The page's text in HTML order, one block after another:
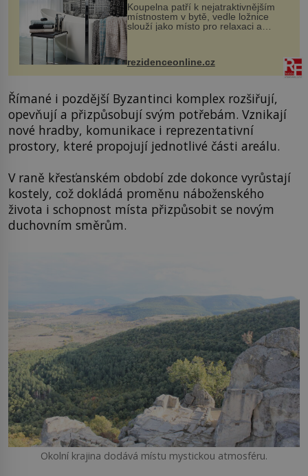
Koupelna patří k nejatraktivnějším
místnostem v bytě, vedle ložnice
slouží jako místo pro relaxaci a
odpočinek. Koupelnový textil –
ručníky, osušky a koberečky –
mohou jako mávnutím kouzelného
proutku...
rezidenceonline.cz
Římané i pozdější Byzantinci komplex rozšiřují,
opevňují a přizpůsobují svým potřebám. Vznikají
nové hradby, komunikace i reprezentativní
prostory, které propojují jednotlivé části areálu.
V raně křesťanském období zde dokonce vyrůstají
kostely, což dokládá proměnu náboženského
života i schopnost místa přizpůsobit se novým
duchovním směrům.
Okolní krajina dodává místu mystickou atmosféru.